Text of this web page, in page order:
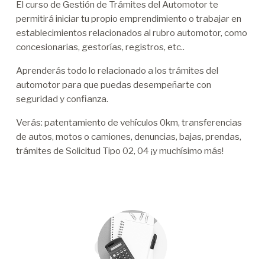
El curso de Gestión de Trámites del Automotor te
permitirá iniciar tu propio emprendimiento o trabajar en
establecimientos relacionados al rubro automotor, como
concesionarias, gestorías, registros, etc..
Aprenderás todo lo relacionado a los trámites del
automotor para que puedas desempeñarte con
seguridad y confianza.
Verás: patentamiento de vehículos 0km, transferencias
de autos, motos o camiones, denuncias, bajas, prendas,
trámites de Solicitud Tipo 02, 04 ¡y muchísimo más!